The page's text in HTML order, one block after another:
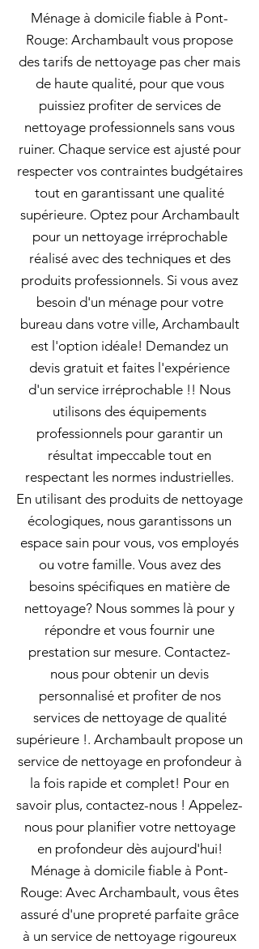
Ménage à domicile fiable à Pont-
Rouge: Archambault vous propose
des tarifs de nettoyage pas cher mais
de haute qualité, pour que vous
puissiez profiter de services de
nettoyage professionnels sans vous
ruiner. Chaque service est ajusté pour
respecter vos contraintes budgétaires
tout en garantissant une qualité
supérieure. Optez pour Archambault
pour un nettoyage irréprochable
réalisé avec des techniques et des
produits professionnels. Si vous avez
besoin d'un ménage pour votre
bureau dans votre ville, Archambault
est l'option idéale! Demandez un
devis gratuit et faites l'expérience
d'un service irréprochable !! Nous
utilisons des équipements
professionnels pour garantir un
résultat impeccable tout en
respectant les normes industrielles.
En utilisant des produits de nettoyage
écologiques, nous garantissons un
espace sain pour vous, vos employés
ou votre famille. Vous avez des
besoins spécifiques en matière de
nettoyage? Nous sommes là pour y
répondre et vous fournir une
prestation sur mesure. Contactez-
nous pour obtenir un devis
personnalisé et profiter de nos
services de nettoyage de qualité
supérieure !. Archambault propose un
service de nettoyage en profondeur à
la fois rapide et complet! Pour en
savoir plus, contactez-nous ! Appelez-
nous pour planifier votre nettoyage
en profondeur dès aujourd'hui!
Ménage à domicile fiable à Pont-
Rouge: Avec Archambault, vous êtes
assuré d'une propreté parfaite grâce
à un service de nettoyage rigoureux